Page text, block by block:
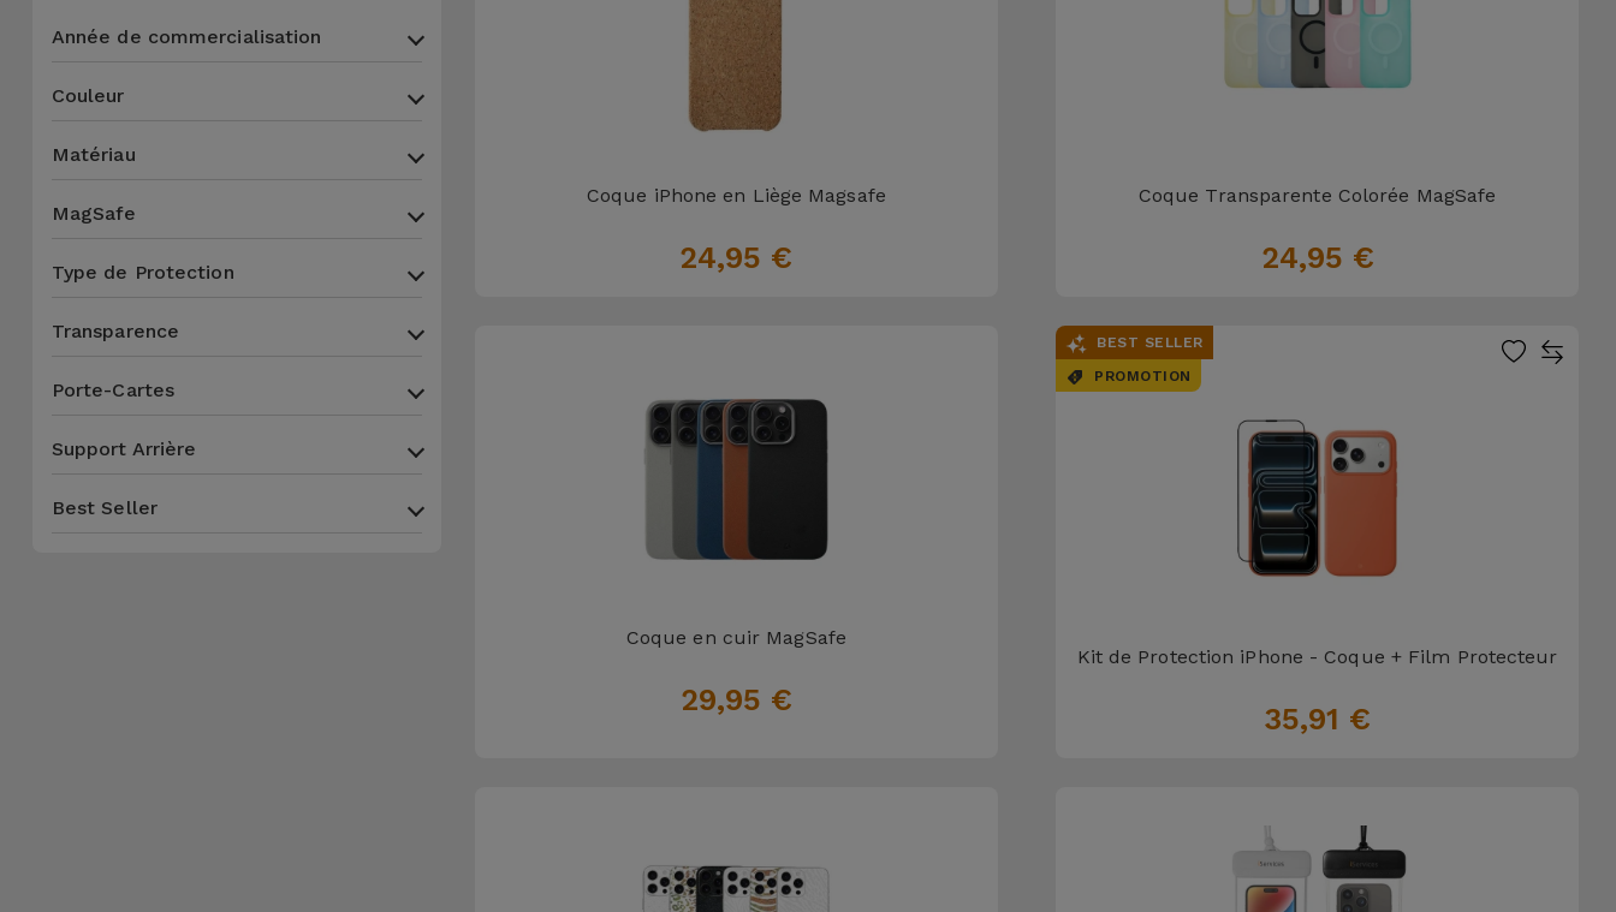
Hygiène
Maison
Portefeuilles,
Accessoires
Mobilité,
Vélo
Accessoires
Année de commercialisation
Couleur
Matériau
MagSafe
Type de Protection
Transparence
Porte-Cartes
Support Arrière
Best Seller
Coque iPhone en Liège Magsafe
24,95 €
Coque Transparente Colorée MagSafe
24,95 €
Coque en cuir MagSafe
29,95 €
BEST SELLER
PROMOTION
Kit de Protection iPhone - Coque + Film Protecteur
35,91 €